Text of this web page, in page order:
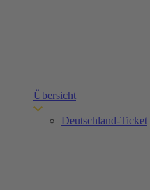
Übersicht
Deutschland-Ticket